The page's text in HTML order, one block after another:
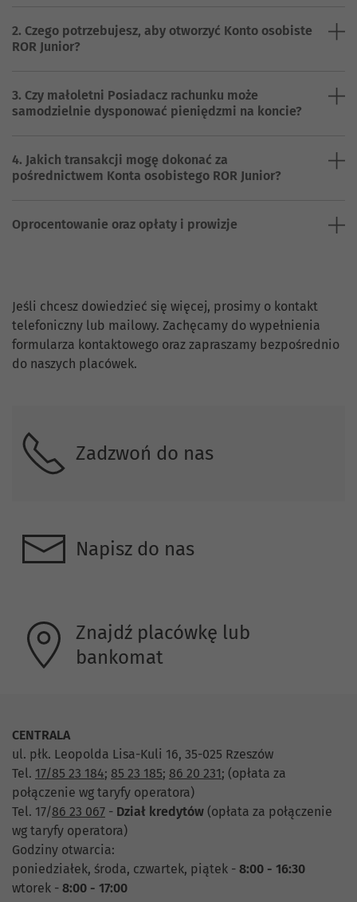
2. Czego potrzebujesz, aby otworzyć Konto osobiste
ROR Junior?
3. Czy małoletni Posiadacz rachunku może
samodzielnie dysponować pieniędzmi na koncie?
4. Jakich transakcji mogę dokonać za
pośrednictwem Konta osobistego ROR Junior?
Oprocentowanie oraz opłaty i prowizje
Skontaktuj się z nami.
Jeśli chcesz dowiedzieć się więcej, prosimy o kontakt
telefoniczny lub mailowy. Zachęcamy do wypełnienia
formularza kontaktowego oraz zapraszamy bezpośrednio
do naszych placówek.
Zadzwoń do nas
Napisz do nas
Znajdź placówkę lub
bankomat
CENTRALA
ul. płk. Leopolda Lisa-Kuli 16, 35-025 Rzeszów
Tel. 17/85 23 184; 85 23 185; 86 20 231; (opłata za
połączenie wg taryfy operatora)
Tel. 17/86 23 067 - Dział kredytów (opłata za połączenie
wg taryfy operatora)
Godziny otwarcia:
poniedziałek, środa, czwartek, piątek - 8:00 - 16:30
wtorek - 8:00 - 17:00